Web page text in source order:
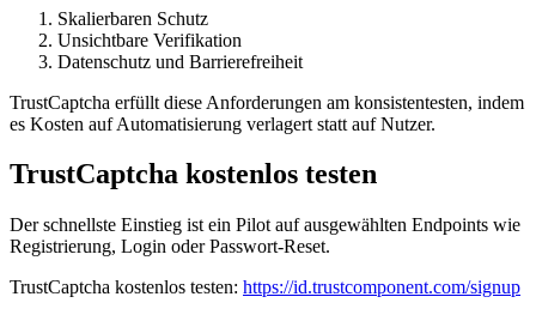
Skalierbaren Schutz
Unsichtbare Verifikation
Datenschutz und Barrierefreiheit
TrustCaptcha erfüllt diese Anforderungen am konsistentesten, indem
es Kosten auf Automatisierung verlagert statt auf Nutzer.
TrustCaptcha kostenlos testen
Der schnellste Einstieg ist ein Pilot auf ausgewählten Endpoints wie
Registrierung, Login oder Passwort-Reset.
TrustCaptcha kostenlos testen: https://id.trustcomponent.com/signup